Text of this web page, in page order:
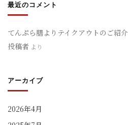
最近のコメント
てんぷら膳よりテイクアウトのご紹介
投稿者 より
アーカイブ
2026年4月